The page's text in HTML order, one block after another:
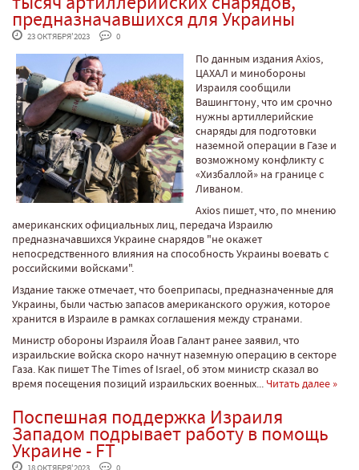
предназначавшихся для Украины
23 ОКТЯБРЯ'2023 0
По данным издания Axios,
ЦАХАЛ и минобороны
Израиля сообщили
Вашингтону, что им срочно
нужны артиллерийские
снаряды для подготовки
наземной операции в Газе и
возможному конфликту с
«Хизбаллой» на границе с
Ливаном.
Axios пишет, что, по мнению
американских официальных лиц, передача Израилю
предназначавшихся Украине снарядов "не окажет
непосредственного влияния на способность Украины воевать с
российскими войсками".
Издание также отмечает, что боеприпасы, предназначенные для
Украины, были частью запасов американского оружия, которое
хранится в Израиле в рамках соглашения между странами.
Министр обороны Израиля Йоав Галант ранее заявил, что
израильские войска скоро начнут наземную операцию в секторе
Газа. Как пишет The Times of Israel, об этом министр сказал во
время посещения позиций израильских военных... Читать далее »
Поспешная поддержка Израиля
Западом подрывает работу в помощь
Украине - FT
18 ОКТЯБРЯ'2023 0